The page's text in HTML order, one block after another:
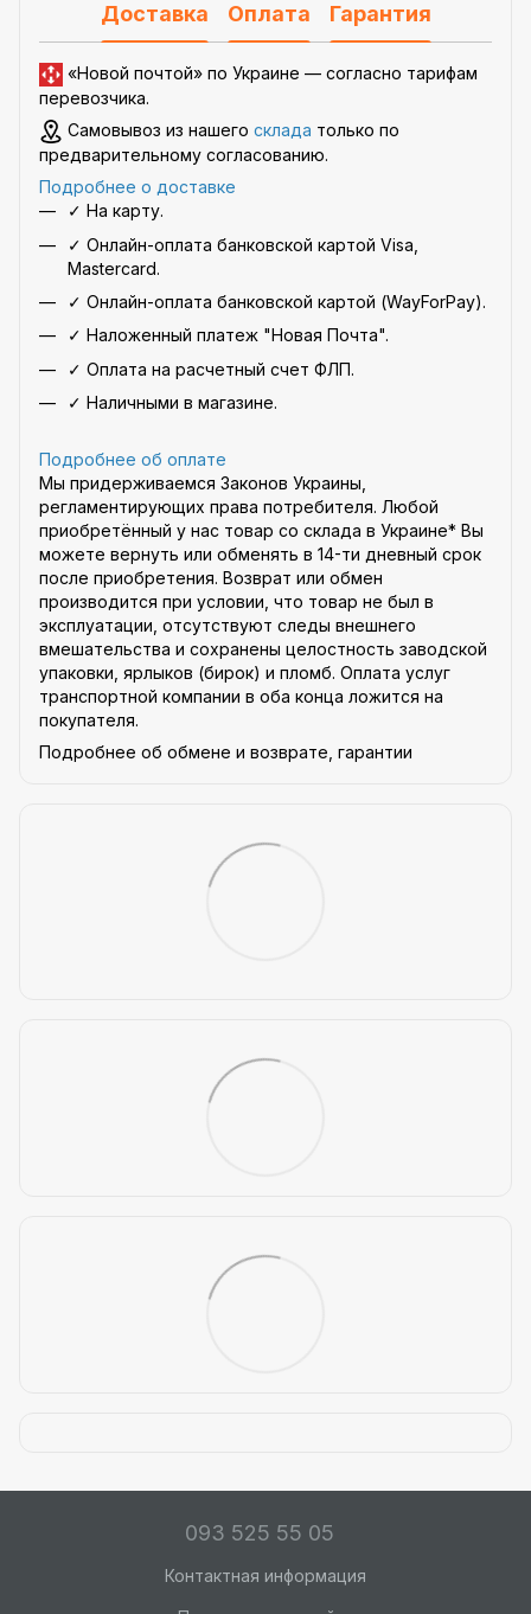
Доставка Оплата Гарантия
«Новой почтой» по Украине — согласно тарифам
перевозчика.
Самовывоз из нашего склада только по
предварительному согласованию.
Подробнее о доставке
✓ На карту.
✓ Онлайн-оплата банковской картой Visa,
Mastercard.
✓ Онлайн-оплата банковской картой (WayForPay).
✓ Наложенный платеж "Новая Почта".
✓ Оплата на расчетный счет ФЛП.
✓ Наличными в магазине.
Подробнее об оплате
Мы придерживаемся Законов Украины,
регламентирующих права потребителя. Любой
приобретённый у нас товар со склада в Украине* Вы
можете вернуть или обменять в 14-ти дневный срок
после приобретения. Возврат или обмен
производится при условии, что товар не был в
эксплуатации, отсутствуют следы внешнего
вмешательства и сохранены целостность заводской
упаковки, ярлыков (бирок) и пломб. Оплата услуг
транспортной компании в оба конца ложится на
покупателя.
Подробнее об обмене и возврате, гарантии
093 525 55 05
Контактная информация